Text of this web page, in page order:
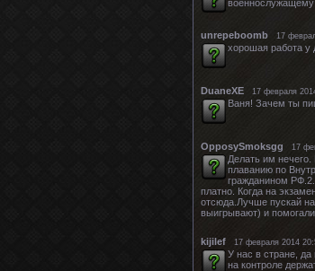
военнослужащему
unrepeboomb 17
хорошая работа у
DuaneXE 17 февраля
Ваня! Зачем ты
OpposySmoksgg 17
Делать им
плаванию по
гражданином
платно. Когда на
отсюда.Лучше пускай
выигрывают) и
kijilef 17 февраля 2014
У нас в стране, да
на контроле